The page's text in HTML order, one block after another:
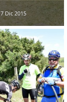
Dic 2015